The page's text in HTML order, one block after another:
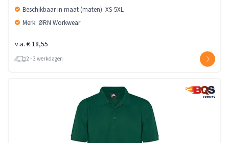
Beschikbaar in maat (maten): XS-5XL
Merk: ØRN Workwear
v.a. € 18,55
2 - 3 werkdagen